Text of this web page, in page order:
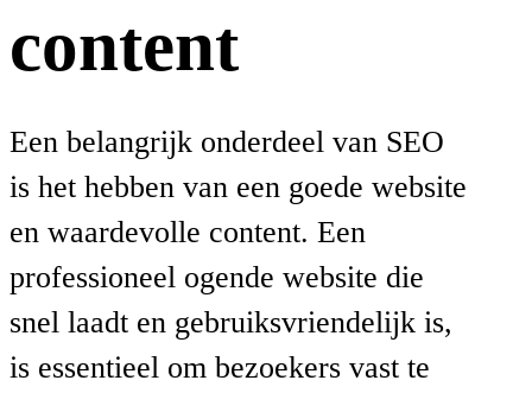
content
Een belangrijk onderdeel van SEO
is het hebben van een goede website
en waardevolle content. Een
professioneel ogende website die
snel laadt en gebruiksvriendelijk is,
is essentieel om bezoekers vast te